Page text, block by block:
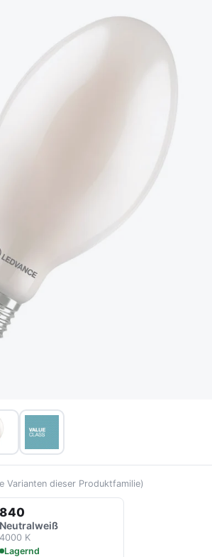
Varianten dieser Produktfamilie)
840
Neutralweiß
4000 K
Lagernd